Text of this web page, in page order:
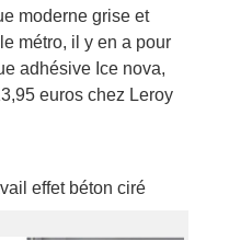
moderne grise et
métro, il y en a pour
adhésive Ice nova,
euros chez Leroy
effet béton ciré